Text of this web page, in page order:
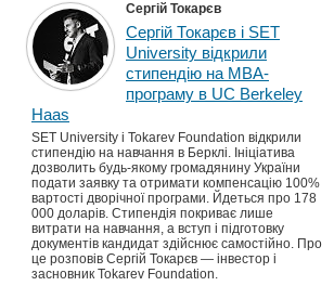
Сергій Токарєв
Сергій Токарєв і SET
University відкрили
стипендію на MBA-
програму в UC Berkeley
Haas
SET University і Tokarev Foundation відкрили
стипендію на навчання в Берклі. Ініціатива
дозволить будь-якому громадянину України
подати заявку та отримати компенсацію 100%
вартості дворічної програми. Йдеться про 178
000 доларів. Стипендія покриває лише
витрати на навчання, а вступ і підготовку
документів кандидат здійснює самостійно. Про
це розповів Сергій Токарєв — інвестор і
засновник Tokarev Foundation.